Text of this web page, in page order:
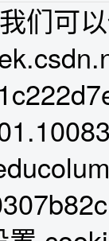
们可